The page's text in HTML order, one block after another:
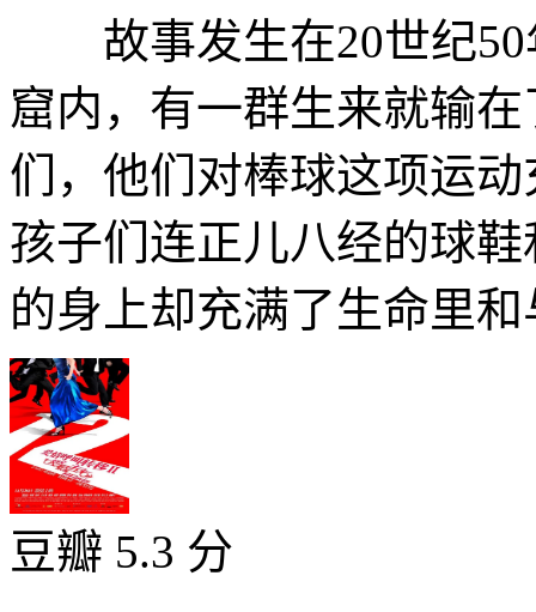
故事发生在20世纪50
窟内，有一群生来就输
们，他们对棒球这项运
孩子们连正儿八经的球
的身上却充满了生命里
豆瓣 5.3 分